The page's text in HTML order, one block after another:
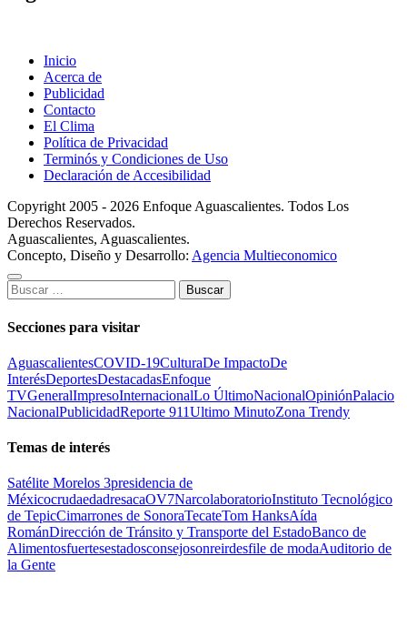
Inicio
Acerca de
Publicidad
Contacto
El Clima
Política de Privacidad
Terminós y Condiciones de Uso
Declaración de Accesibilidad
Copyright 2005 - 2026 Enfoque Aguascalientes. Todos Los
Derechos Reservados.
Aguascalientes, Aguascalientes.
Concepto, Diseño y Desarrollo: Agencia Multieconomico
Buscar:
Secciones para visitar
AguascalientesCOVID-19CulturaDe ImpactoDe
InterésDeportesDestacadasEnfoque
TVGeneralImpresoInternacionalLo ÚltimoNacionalOpiniónPalacio
NacionalPublicidadReporte 911Ultimo MinutoZona Trendy
Temas de interés
Satélite Morelos 3presidencia de
MéxicocrudaedadresacaOV7NarcolaboratorioInstituto Tecnológico
de TepicCimarrones de SonoraTecateTom HanksAída
RománDirección de Tránsito y Transporte del EstadoBanco de
Alimentosfuertesestadosconsejosonreirdesfile de modaAuditorio de
la Gente